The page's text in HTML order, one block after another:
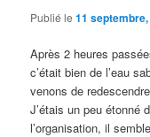
Publié le11
Après 2 heures
c’était bien de l’eau
venons de
J’étais un peu étonné
l’organisation, il